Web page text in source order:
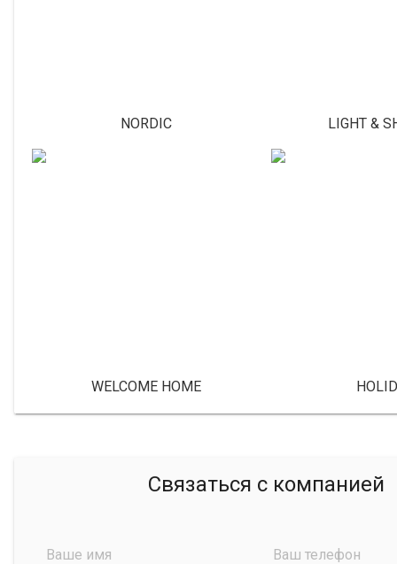
NORDIC LIGHT &
WELCOME HOME
Связаться с компанией
Ваше имя Ваш телефон